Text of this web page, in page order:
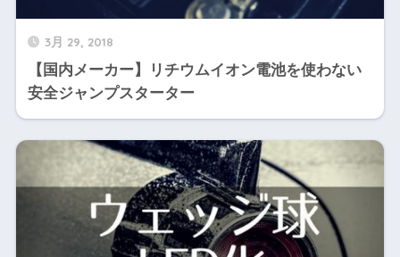
3月 29, 2018
【国内メーカー】リチウムイオン電池を使わない
安全ジャンプスターター